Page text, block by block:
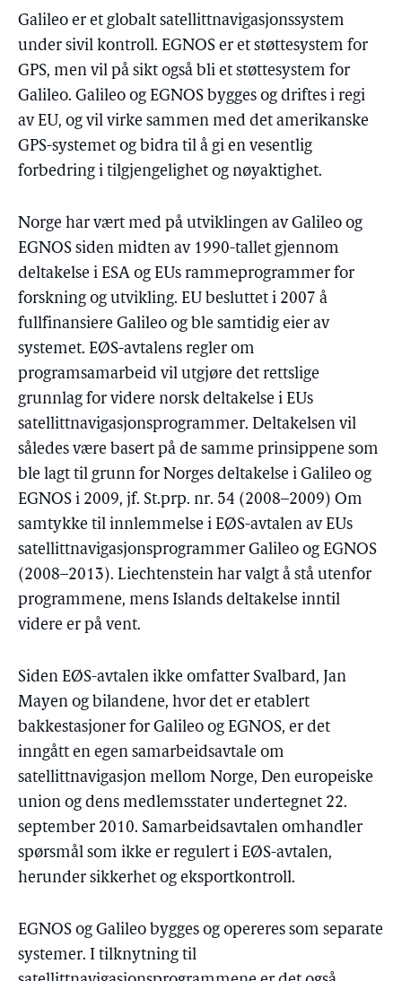
Galileo er et globalt satellittnavigasjonssystem
under sivil kontroll. EGNOS er et støttesystem for
GPS, men vil på sikt også bli et støttesystem for
Galileo. Galileo og EGNOS bygges og driftes i regi
av EU, og vil virke sammen med det amerikanske
GPS-systemet og bidra til å gi en vesentlig
forbedring i tilgjengelighet og nøyaktighet.
Norge har vært med på utviklingen av Galileo og
EGNOS siden midten av 1990-tallet gjennom
deltakelse i ESA og EUs rammeprogrammer for
forskning og utvikling. EU besluttet i 2007 å
fullfinansiere Galileo og ble samtidig eier av
systemet. EØS-avtalens regler om
programsamarbeid vil utgjøre det rettslige
grunnlag for videre norsk deltakelse i EUs
satellittnavigasjonsprogrammer. Deltakelsen vil
således være basert på de samme prinsippene som
ble lagt til grunn for Norges deltakelse i Galileo og
EGNOS i 2009, jf. St.prp. nr. 54 (2008–2009) Om
samtykke til innlemmelse i EØS-avtalen av EUs
satellittnavigasjonsprogrammer Galileo og EGNOS
(2008–2013). Liechtenstein har valgt å stå utenfor
programmene, mens Islands deltakelse inntil
videre er på vent.
Siden EØS-avtalen ikke omfatter Svalbard, Jan
Mayen og bilandene, hvor det er etablert
bakkestasjoner for Galileo og EGNOS, er det
inngått en egen samarbeidsavtale om
satellittnavigasjon mellom Norge, Den europeiske
union og dens medlemsstater undertegnet 22.
september 2010. Samarbeidsavtalen omhandler
spørsmål som ikke er regulert i EØS-avtalen,
herunder sikkerhet og eksportkontroll.
EGNOS og Galileo bygges og opereres som separate
systemer. I tilknytning til